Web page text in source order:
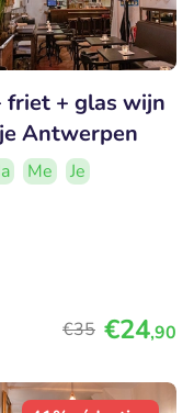
friet + glas wijn
Antwerpen
Me
Je
€35 €24,90